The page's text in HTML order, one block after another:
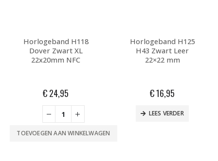
Horlogeband H118
Dover Zwart XL
22x20mm NFC
€24,95
TOEVOEGEN AAN WINKELWAGEN
Horlogeband H125
H43 Zwart Leer
22×22 mm
€16,95
LEES VERDER